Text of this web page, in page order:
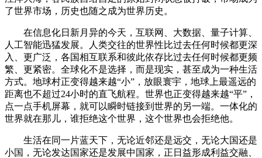
了世界市场，历史也随之成为世界历史。
在信息化日新月异的今天，互联网、大数据、量子计算、
人工智能迅猛发展。人类交往的世界性比过去任何时候都更深
入、更广泛，各国相互联系和彼此依存比过去任何时候都更频
繁、更紧密。全球化不是选择，而是现实，甚至成为一种生活
方式。地球村正变得越来越“小”，放眼寰宇，地球上最遥远的
距离也不超过24小时的直飞航程。世界也正变得越来越“平”，
点一点手机屏幕，就可以瞬时链接到世界的另一端。一体化的
世界就在那儿，谁拒绝这个世界，这个世界也会拒绝他。
生活在同一片蓝天下，无论近邻还是远交，无论大国还是
小国，无论发达国家还是发展中国家，正日益形成利益交融、